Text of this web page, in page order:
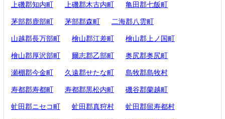
上磯郡知内町 上磯郡木古内町 亀田郡七飯町
茅部郡鹿部町 茅部郡森町 二海郡八雲町
山越郡長万部町 檜山郡江差町 檜山郡上ノ国町
檜山郡厚沢部町 爾志郡乙部町 奥尻郡奥尻町
瀬棚郡今金町 久遠郡せたな町 島牧郡島牧村
寿都郡寿都町 寿都郡黒松内町 磯谷郡蘭越町
虻田郡ニセコ町 虻田郡真狩村 虻田郡留寿都村